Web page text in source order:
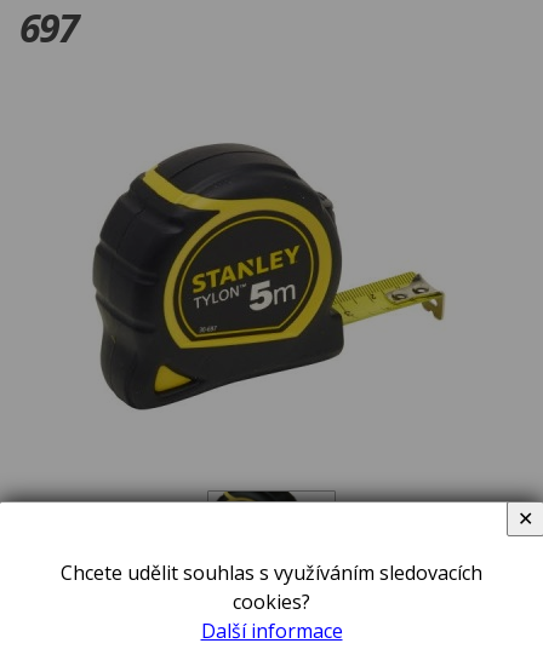
697
200,00 Kč
Chcete udělit souhlas s využíváním sledovacích
cookies?
Další informace
✕